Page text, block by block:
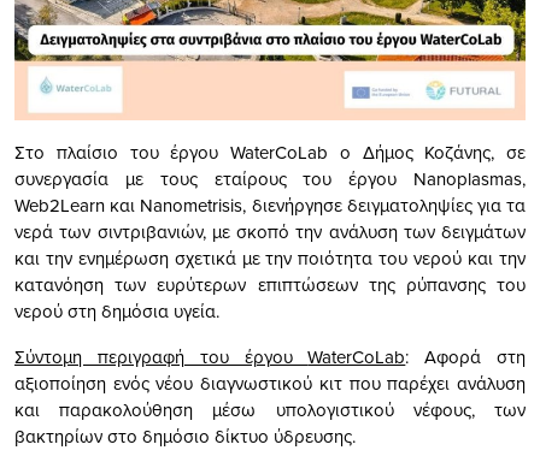
Στο πλαίσιο του έργου WaterCoLab ο Δήμος Κοζάνης, σε
συνεργασία με τους εταίρους του έργου Nanoplasmas,
Web2Learn και Nanometrisis, διενήργησε δειγματοληψίες για τα
νερά των σιντριβανιών, με σκοπό την ανάλυση των δειγμάτων
και την ενημέρωση σχετικά με την ποιότητα του νερού και την
κατανόηση των ευρύτερων επιπτώσεων της ρύπανσης του
νερού στη δημόσια υγεία.
Σύντομη περιγραφή του έργουWaterCoLab: Αφορά στη
αξιοποίηση ενός νέου διαγνωστικού κιτ που παρέχει ανάλυση
και παρακολούθηση μέσω υπολογιστικού νέφους, των
βακτηρίων στο δημόσιο δίκτυο ύδρευσης.